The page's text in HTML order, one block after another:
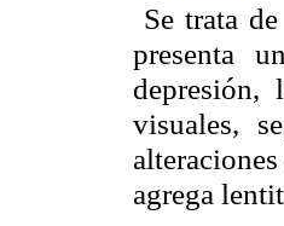
Se trata
presenta
depresión,
visuales,
agrega